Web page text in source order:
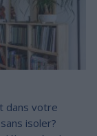
dans votre
isoler?